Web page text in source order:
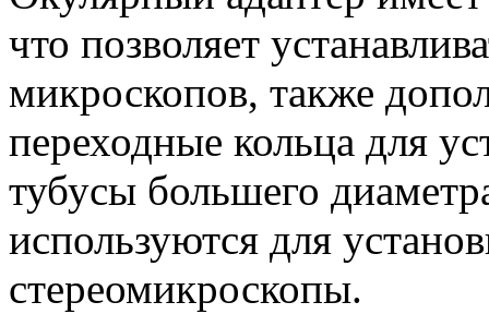
что позволяет
микроскопов, также
переходные кольца для
тубусы большего
используются для
стереомикроскопы.